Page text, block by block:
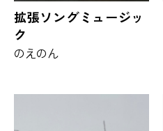
拡張ソングミュージッ
ク
のえのん